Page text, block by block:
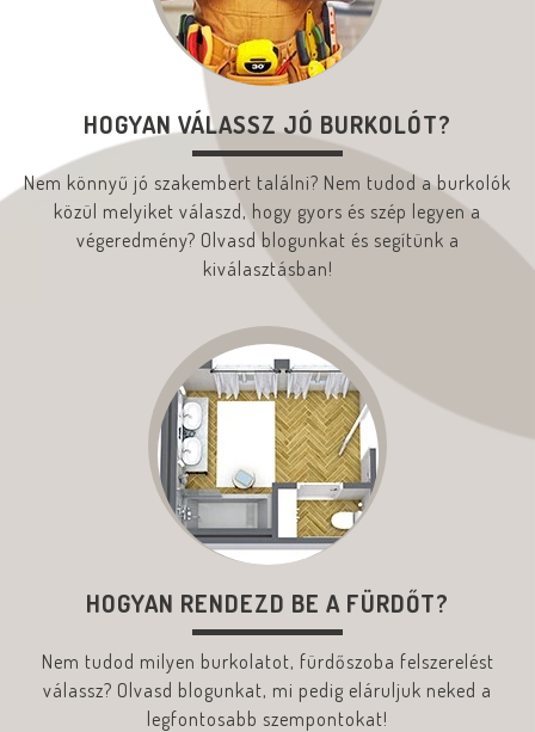
HOGYAN VÁLASSZ JÓ BURKOLÓT?
Nem könnyű jó szakembert találni? Nem tudod a burkolók
közül melyiket válaszd, hogy gyors és szép legyen a
végeredmény? Olvasd blogunkat és segítünk a
kiválasztásban!
HOGYAN RENDEZD BE A FÜRDŐT?
Nem tudod milyen burkolatot, fürdőszoba felszerelést
válassz? Olvasd blogunkat, mi pedig eláruljuk neked a
legfontosabb szempontokat!